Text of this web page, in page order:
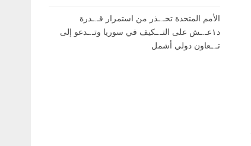
الأمم المتحدة تحـ.ـذر من استمرار قـ.ـدرة
د١عـ.ـش على التـ.ـكيف في سوريا وتـ.ـدعو إلى
تـ.ـعاون دولي أشمل